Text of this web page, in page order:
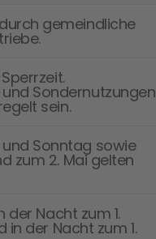
gemeindliche
Sondernutzungen
sein.
Sonntag sowie
zum 2. Mai gelten
Nacht zum 1.
der Nacht zum 1.